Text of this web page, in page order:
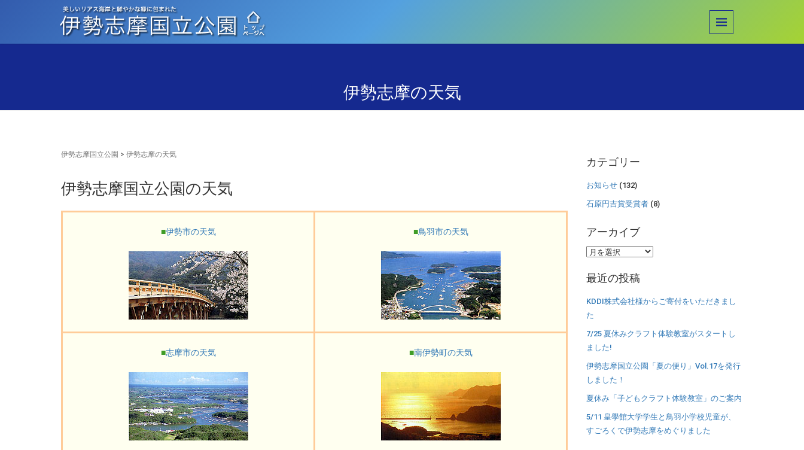
伊勢志摩の天気
伊勢志摩国立公園 > 伊勢志摩の天気
伊勢志摩国立公園の天気
■伊勢市の天気 ■鳥羽市の天気
■志摩市の天気 ■南伊勢町の天気
カテゴリー
お知らせ(132)
石原円吉賞受賞者(8)
アーカイブ
ア
カ
最近の投稿
KDDI株式会社様からご寄付をいただきまし
た
7/25 夏休みクラフト体験教室がスタートし
ました!
伊勢志摩国立公園「夏の便り」Vol.17を発行
しました！
夏休み「子どもクラフト体験教室」のご案内
5/11 皇學館大学学生と鳥羽小学校児童が、
すごろくで伊勢志摩をめぐりました